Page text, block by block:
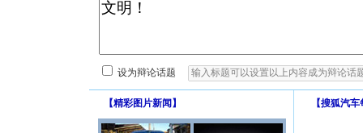
设为辩论话题
【精彩图片新闻 】 【搜狐汽车